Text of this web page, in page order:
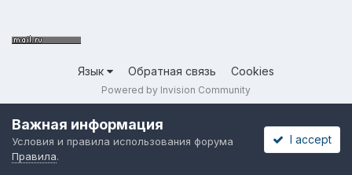
Язык Обратная связь Cookies
Powered by Invision Community
Важная информация
Условия и правила использования форума
Правила.
I accept